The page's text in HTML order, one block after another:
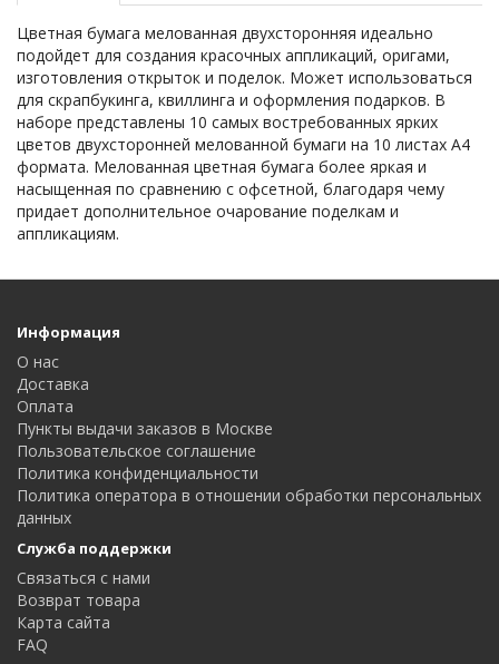
Цветная бумага мелованная двухсторонняя идеально
подойдет для создания красочных аппликаций, оригами,
изготовления открыток и поделок. Может использоваться
для скрапбукинга, квиллинга и оформления подарков. В
наборе представлены 10 самых востребованных ярких
цветов двухсторонней мелованной бумаги на 10 листах А4
формата. Мелованная цветная бумага более яркая и
насыщенная по сравнению с офсетной, благодаря чему
придает дополнительное очарование поделкам и
аппликациям.
Информация
О нас
Доставка
Оплата
Пункты выдачи заказов в Москве
Пользовательское соглашение
Политика конфиденциальности
Политика оператора в отношении обработки персональных
данных
Служба поддержки
Связаться с нами
Возврат товара
Карта сайта
FAQ